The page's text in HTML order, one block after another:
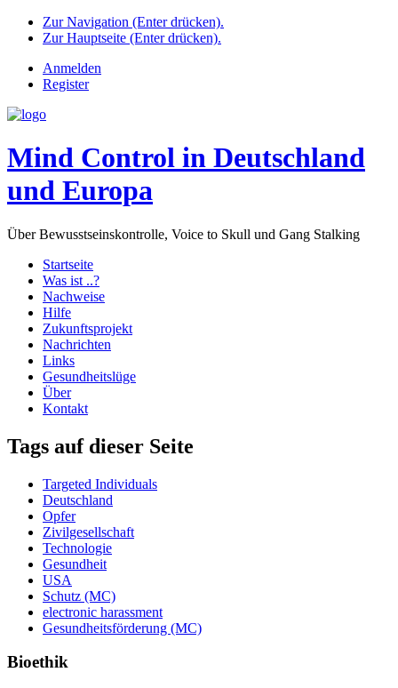
Zur Navigation (Enter drücken).
Zur Hauptseite (Enter drücken).
Anmelden
Register
Mind Control in Deutschland
und Europa
Über Bewusstseinskontrolle, Voice to Skull und Gang Stalking
Startseite
Was ist ..?
Nachweise
Hilfe
Zukunftsprojekt
Nachrichten
Links
Gesundheitslüge
Über
Kontakt
Tags auf dieser Seite
Targeted Individuals
Deutschland
Opfer
Zivilgesellschaft
Technologie
Gesundheit
USA
Schutz (MC)
electronic harassment
Gesundheitsförderung (MC)
Bioethik